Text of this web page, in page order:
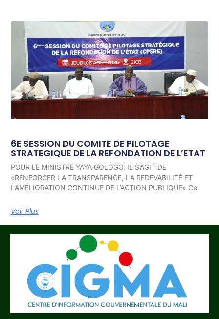
6E SESSION DU COMITE DE PILOTAGE
STRATEGIQUE DE LA REFONDATION DE L’ETAT
POUR LE MINISTRE YAYA GOLOGO, IL S’AGIT DE
«RENFORCER LA TRANSPARENCE, LA REDEVABILITÉ ET
L’AMÉLIORATION CONTINUE DE L’ACTION PUBLIQUE» Ce
Voir Plus